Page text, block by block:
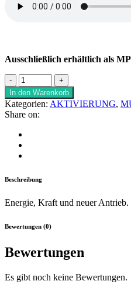
Ausschließlich erhältlich als
In den Warenkorb
Kategorien: AKTIVIERUNG,
Share on:
Beschreibung
Energie, Kraft und neuer Antrieb.
Bewertungen (0)
Bewertungen
Es gibt noch keine Bewertungen.